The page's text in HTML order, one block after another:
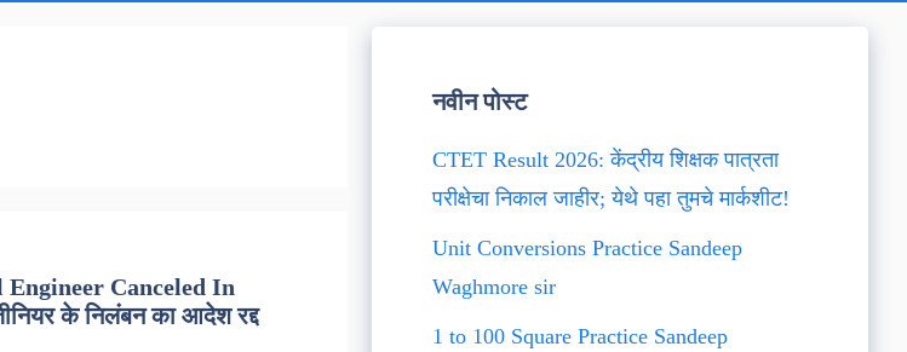
Canceled In
के निलंबन का आदेश रद्द
नवीन पोस्ट
CTET Result 2026: केंद्रीय शिक्षक पात्रता
परीक्षेचा निकाल जाहीर; येथे पहा तुमचे मार्कशीट!
Unit Conversions Practice Sandeep
Waghmore sir
1 to 100 Square Practice Sandeep